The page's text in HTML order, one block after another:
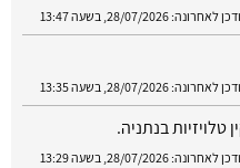
לאחרונה: 28/07/2026, בשעה 13:35
לאחרונה: 28/07/2026, בשעה 13:29
לאחרונה: 28/07/2026, בשעה 13:24